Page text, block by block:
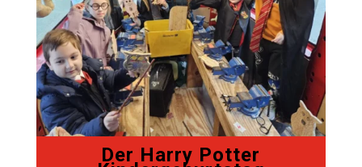
Der Harry Potter